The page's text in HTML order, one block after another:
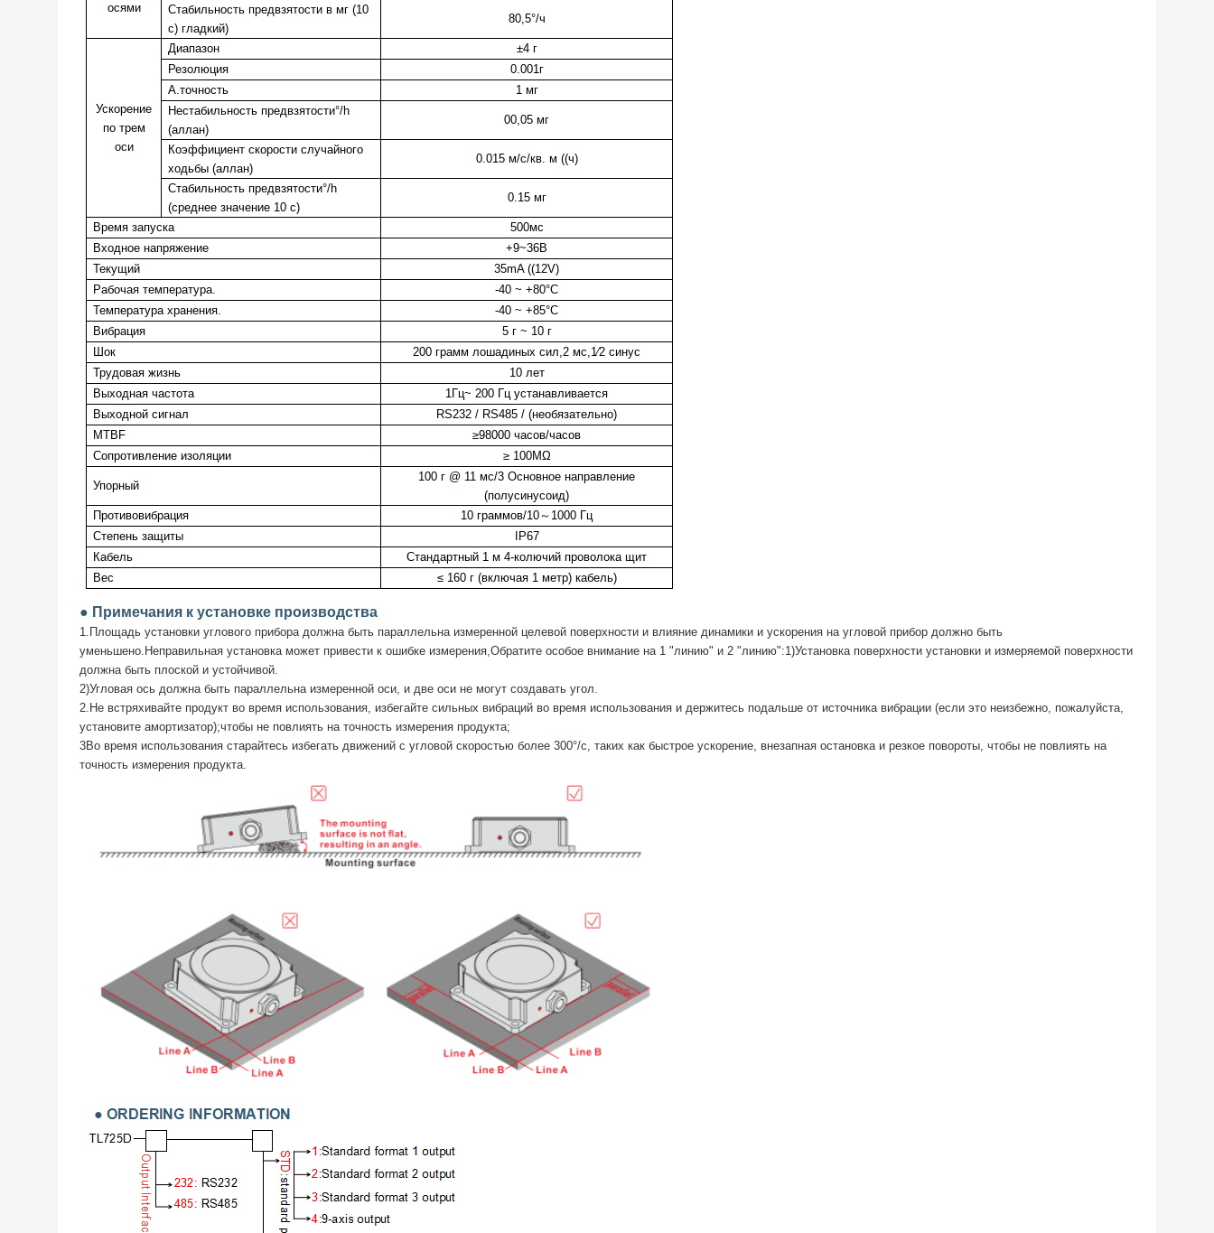
осями
Стабильность предвзятости в мг (10
с) гладкий)
80,5°/ч
Ускорение
по трем
оси
Диапазон
±4 г
Резолюция
0.001г
А.точность
1 мг
Нестабильность предвзятости°/h
(аллан)
00,05 мг
Коэффициент скорости случайного
ходьбы (аллан)
0.015 м/с/кв. м ((ч)
Стабильность предвзятости°/h
(среднее значение 10 с)
0.15 мг
Время запуска 500мс
Входное напряжение
+9~36В
Текущий
35mA ((12V)
Рабочая температура.
-40 ~ +80°C
Температура хранения.
-40 ~ +85°C
Вибрация
5 г ~ 10 г
Шок
200 грамм лошадиных сил,2 мс,1⁄2 синус
Трудовая жизнь
10 лет
Выходная частота
1Гц~ 200 Гц устанавливается
Выходной сигнал
RS232 / RS485 / (необязательно)
MTBF
≥98000 часов/часов
Сопротивление изоляции
≥ 100MΩ
Упорный
100 г @ 11 мс/3 Основное направление
(полусинусоид)
Противовибрация
10 граммов/10～ 1000 Гц
Степень защиты
IP67
Кабель
Стандартный 1 м 4-колючий проволока щит
Вес
≤ 160 г (включая 1 метр) кабель)
● Примечания к установке производства
1.Площадь установки углового прибора должна быть параллельна измеренной целевой поверхности и влияние динамики и ускорения на угловой прибор должно быть
уменьшено.Неправильная установка может привести к ошибке измерения,Обратите особое внимание на 1 "линию" и 2 "линию":1)Установка поверхности установки и измеряемой поверхности
должна быть плоской и устойчивой.
2)Угловая ось должна быть параллельна измеренной оси, и две оси не могут создавать угол.
2.Не встряхивайте продукт во время использования, избегайте сильных вибраций во время использования и держитесь подальше от источника вибрации (если это неизбежно, пожалуйста,
установите амортизатор);чтобы не повлиять на точность измерения продукта;
3Во время использования старайтесь избегать движений с угловой скоростью более 300°/с, таких как быстрое ускорение, внезапная остановка и резкое повороты, чтобы не повлиять на
точность измерения продукта.